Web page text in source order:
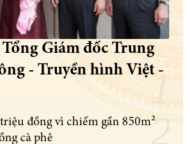
Giám đốc Trung
- Truyền hình Việt -
đồng vì chiếm gần 850m²
cà phê